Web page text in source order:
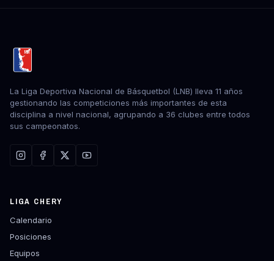
La Liga Deportiva Nacional de Básquetbol (LNB) lleva 11 años
gestionando las competiciones más importantes de esta
disciplina a nivel nacional, agrupando a 36 clubes entre todos
sus campeonatos.
LIGA CHERY
Calendario
Posiciones
Equipos